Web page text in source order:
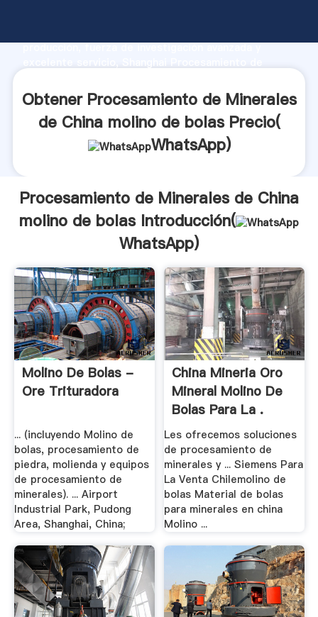
producción, fuerza de investigación avanzada y
el valor y aporta valores a todos los clientes.
Obtener Procesamiento de Minerales
de China molino de bolas Precio(
WhatsApp)
Procesamiento de Minerales de China
molino de bolas Introducción(
WhatsApp)
Molino De Bolas -
Ore Trituradora
... (incluyendo Molino de
bolas, procesamiento de
piedra, molienda y equipos
de procesamiento de
minerales). ... Airport
Industrial Park, Pudong
Area, Shanghai, China;
China Mineria Oro
Mineral Molino De
Bolas Para La .
Les ofrecemos soluciones
de procesamiento de
minerales y ... Siemens Para
La Venta Chilemolino de
bolas Material de bolas
para minerales en china
Molino ...